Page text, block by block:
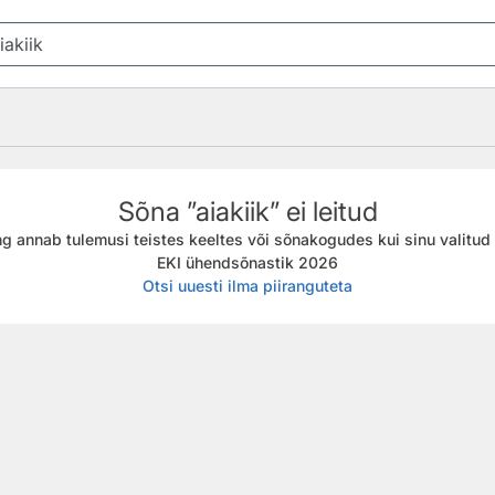
Sõna ”aiakiik” ei leitud
annab tulemusi teistes keeltes või sõnakogudes kui sinu
EKI ühendsõnastik 2026
Otsi uuesti ilma piiranguteta